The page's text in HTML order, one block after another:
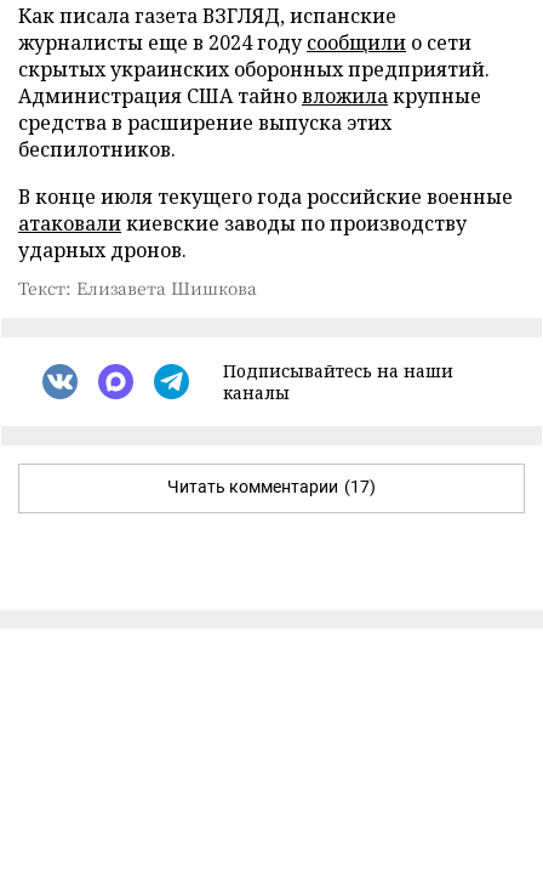
Как писала газета ВЗГЛЯД, испанские
журналисты еще в 2024 годусообщили о сети
скрытых украинских оборонных предприятий.
Администрация США тайновложилакрупные
средства в расширение выпуска этих
беспилотников.
В конце июля текущего года российские военные
атаковаликиевские заводы по производству
ударных дронов.
Текст: Елизавета Шишкова
Подписывайтесь на наши
каналы
Читать комментарии (17)